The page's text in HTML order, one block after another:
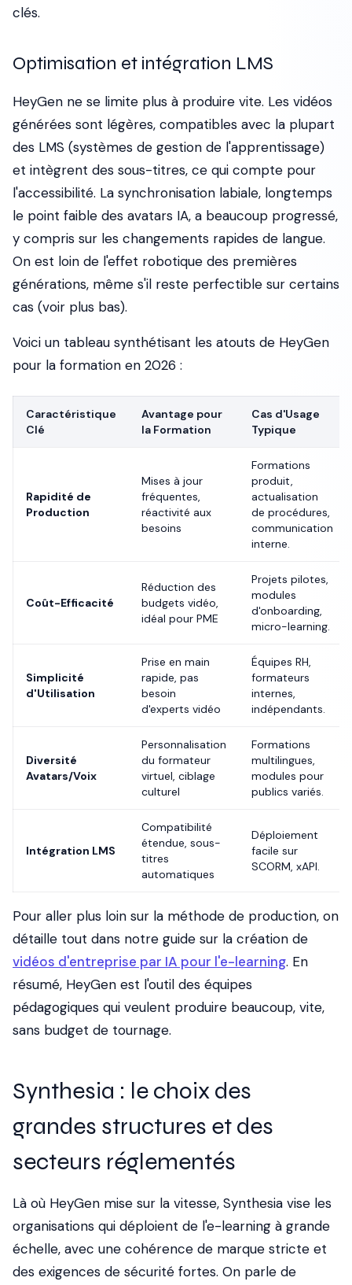
clés.
Optimisation et intégration LMS
HeyGen ne se limite plus à produire vite. Les vidéos
générées sont légères, compatibles avec la plupart
des LMS (systèmes de gestion de l'apprentissage)
et intègrent des sous-titres, ce qui compte pour
l'accessibilité. La synchronisation labiale, longtemps
le point faible des avatars IA, a beaucoup progressé,
y compris sur les changements rapides de langue.
On est loin de l'effet robotique des premières
générations, même s'il reste perfectible sur certains
cas (voir plus bas).
Voici un tableau synthétisant les atouts de HeyGen
pour la formation en 2026 :
Caractéristique
Clé
Avantage pour
la Formation
Cas d'Usage
Typique
Rapidité de
Production
Mises à jour
fréquentes,
réactivité aux
besoins
Formations
produit,
actualisation
de procédures,
communication
interne.
Coût-Efficacité
Réduction des
budgets vidéo,
idéal pour PME
Projets pilotes,
modules
d'onboarding,
micro-learning.
Simplicité
d'Utilisation
Prise en main
rapide, pas
besoin
d'experts vidéo
Équipes RH,
formateurs
internes,
indépendants.
Diversité
Avatars/Voix
Personnalisation
du formateur
virtuel, ciblage
culturel
Formations
multilingues,
modules pour
publics variés.
Intégration LMS
Compatibilité
étendue, sous-
titres
automatiques
Déploiement
facile sur
SCORM, xAPI.
Pour aller plus loin sur la méthode de production, on
détaille tout dans notre guide sur la création de
vidéos d'entreprise par IA pour l'e-learning. En
résumé, HeyGen est l'outil des équipes
pédagogiques qui veulent produire beaucoup, vite,
sans budget de tournage.
Synthesia : le choix des
grandes structures et des
secteurs réglementés
Là où HeyGen mise sur la vitesse, Synthesia vise les
organisations qui déploient de l'e-learning à grande
échelle, avec une cohérence de marque stricte et
des exigences de sécurité fortes. On parle de